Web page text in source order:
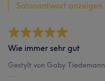
Salonantwort anzeigen
Wie immer sehr gut
Gestylt von Gaby Tiedemann